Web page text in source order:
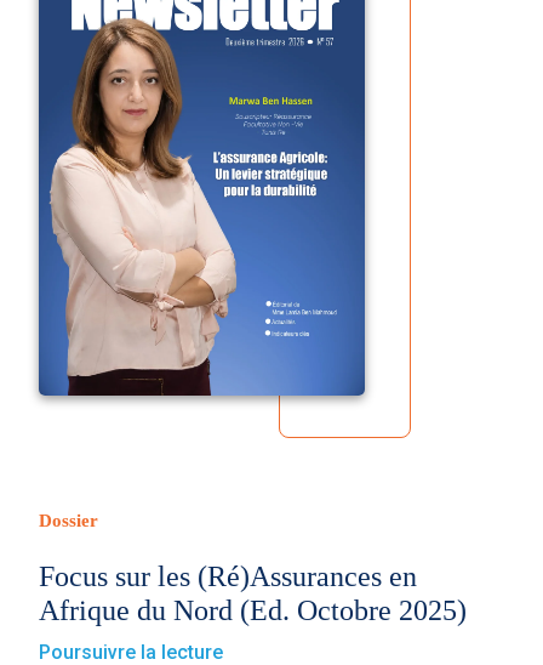
Dossier
Focus sur les (Ré)Assurances en
Afrique du Nord (Ed. Octobre 2025)
Poursuivre la lecture